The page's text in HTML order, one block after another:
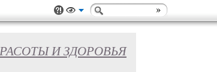
И ЗДОРОВЬЯ